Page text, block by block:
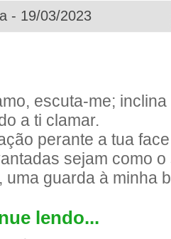
- 19/03/2023
escuta-me;
a ti clamar.
perante a tua
sejam como
uma guarda à minha
lendo...